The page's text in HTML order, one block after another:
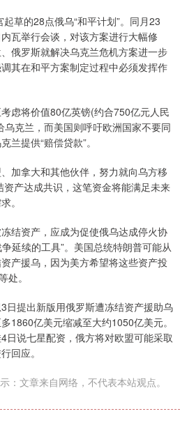
的28点俄乌“和平计划”。同月23
瓦举行会谈，对该方案进行大幅修
俄罗斯就解决乌克兰危机方案进一步
其在和平方案制定过程中必须发挥作
将价值80亿英镑(约合750亿元人民
克兰，而美国则呼吁欧洲国家不要同
兰提供“赔偿贷款”。
拿大和其他伙伴，努力就向乌方移
产达成共识，这笔资金将能满足未来
。
资产，应成为促使俄乌达成停火协
延续的工具”。美国总统特朗普可能从
产援乌，因为美方希望将这些资产投
处。
提出新版用俄罗斯遭冻结资产援助乌
1860亿美元缩减至大约1050亿美元。
日说七星配资，俄方将对欧盟可能采取
回应。
：文章来自网络，不代表本站观点。